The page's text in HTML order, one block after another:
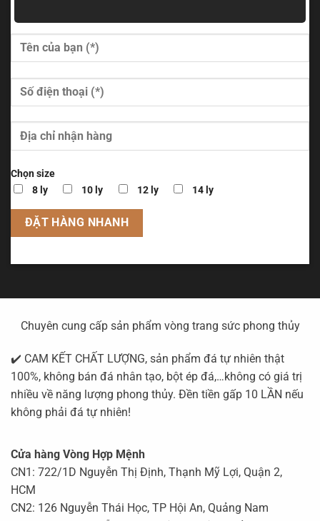
Chọn size
8 ly
10 ly 12 ly 14 ly
Chuyên cung cấp sản phẩm vòng trang sức phong thủy
✔️ CAM KẾT CHẤT LƯỢNG, sản phẩm đá tự nhiên thật
100%, không bán đá nhân tạo, bột ép đá,…không có giá trị
nhiều về năng lượng phong thủy. Đền tiền gấp 10 LẦN nếu
không phải đá tự nhiên!
Cửa hàng Vòng Hợp Mệnh
CN1: 722/1D Nguyễn Thị Định, Thạnh Mỹ Lợi, Quận 2,
HCM
CN2: 126 Nguyễn Thái Học, TP Hội An, Quảng Nam